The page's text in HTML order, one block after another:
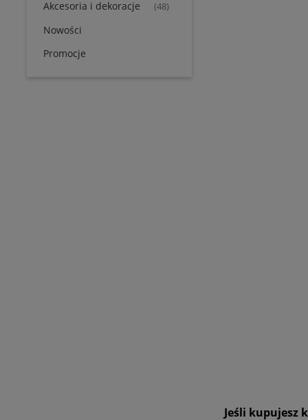
Akcesoria i dekoracje (48)
Nowości
Promocje
Jeśli kupujesz